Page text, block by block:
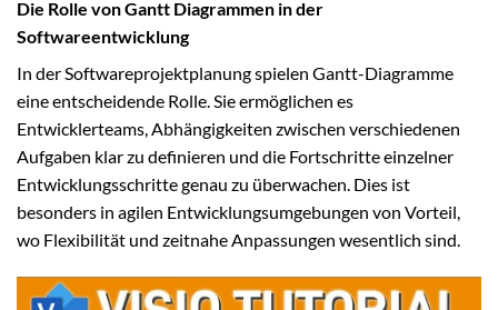
Die Rolle von Gantt Diagrammen in der
Softwareentwicklung
In der Softwareprojektplanung spielen Gantt-Diagramme
eine entscheidende Rolle. Sie ermöglichen es
Entwicklerteams, Abhängigkeiten zwischen verschiedenen
Aufgaben klar zu definieren und die Fortschritte einzelner
Entwicklungsschritte genau zu überwachen. Dies ist
besonders in agilen Entwicklungsumgebungen von Vorteil,
wo Flexibilität und zeitnahe Anpassungen wesentlich sind.